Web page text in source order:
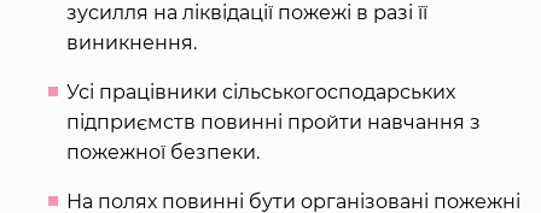
зусилля на ліквідації пожежі в разі її
виникнення.
Усі працівники сільськогосподарських
підприємств повинні пройти навчання з
пожежної безпеки.
На полях повинні бути організовані пожежні